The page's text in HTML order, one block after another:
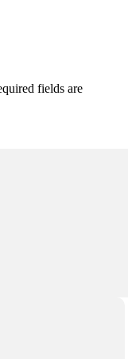
fields are